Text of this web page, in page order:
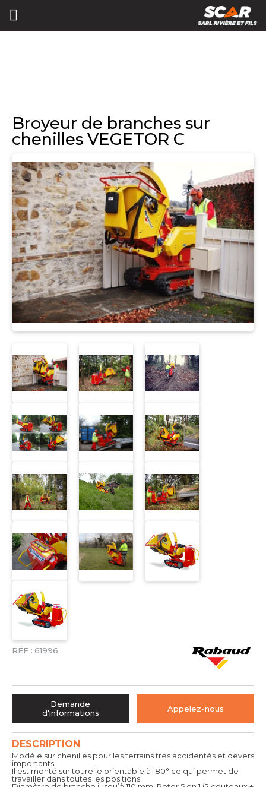
Broyeur de branches sur
chenilles VEGETOR C
RÉF : 61996
DESCRIPTION
Modèle sur chenilles pour les terrains très accidentés et devers
importants.
Il est monté sur tourelle orientable à 180° ce qui permet de
travailler dans toutes les positions.
Demande
d'informations
Appelez-nous